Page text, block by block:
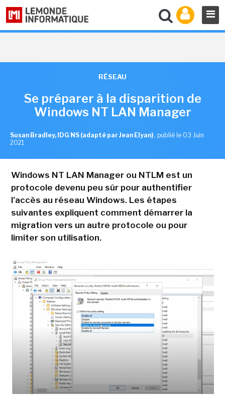
RÉSEAU
Se préparer à la disparition de
Windows NT LAN Manager
Susan Bradley, IDG NS (adapté par Jean Elyan) , publié le 03 Juin
2021
Windows NT LAN Manager ou NTLM est un
protocole devenu peu sûr pour authentifier
l'accès au réseau Windows. Les étapes
suivantes expliquent comment démarrer la
migration vers un autre protocole ou pour
limiter son utilisation.